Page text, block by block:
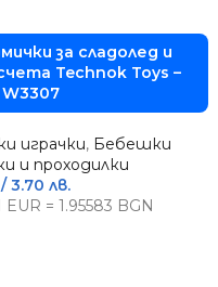
за сладолед и
Technok Toys –
играчки, Бебешки
и проходилки
/ 3.70 лв.
EUR = 1.95583 BGN